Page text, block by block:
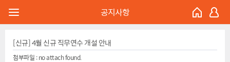
공지사항
[신규] 4월 신규 직무연수 개설 안내
첨부파일 :no attach found.